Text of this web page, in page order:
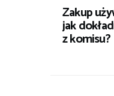
Zakup
jak
z komisu?